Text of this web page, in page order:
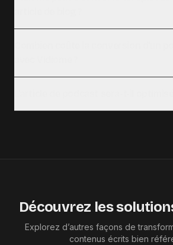
Découvrez les
Explorez d’autres façons de
contenus écrits bien